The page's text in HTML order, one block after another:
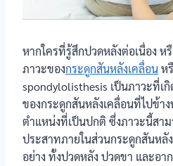
หากใครที่รู้สึกปวดหลังต่อเนื่อง ห
ภาวะของกระดูกสันหลังเคลื่อนห
spondylolisthesis เป็นภาวะที่เ
ของกระดูกสันหลังเคลื่อนที่ไปข้า
ตำแหน่งที่เป็นปกติ ซึ่งภาวะนี้สา
ประสาทภายในส่วนกระดูกสันหลั
อย่าง ทั้งปวดหลัง ปวดขา และอา